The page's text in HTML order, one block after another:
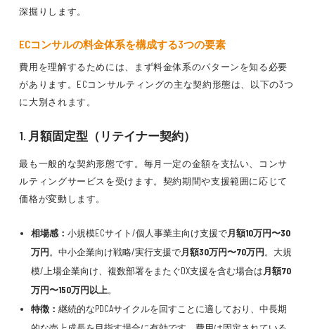
深掘りします。
ECコンサルの料金体系を構成する3つの要素
費用を理解するためには、まず料金体系のパターンを知る必要
があります。ECコンサルティングの主な契約形態は、以下の3つ
に大別されます。
1. 月額固定型（リテイナー契約）
最も一般的な契約形態です。毎月一定の金額を支払い、コンサ
ルティングサービスを受けます。契約期間や支援範囲に応じて
価格が変動します。
相場感： 小規模ECサイト/個人事業主向け支援で月額10万円〜30
万円。中小企業向け戦略/実行支援で月額30万円〜70万円。大規
模/上場企業向け、複数部署をまたぐDX支援を含む場合は月額70
万円〜150万円以上。
特徴： 継続的なPDCAサイクルを回すことに適しており、中長期